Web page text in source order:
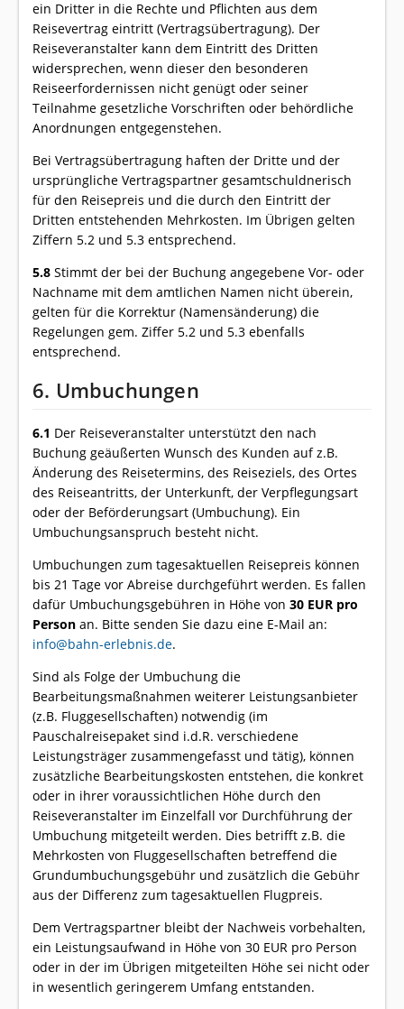
ein Dritter in die Rechte und Pflichten aus dem
Reisevertrag eintritt (Vertragsübertragung). Der
Reiseveranstalter kann dem Eintritt des Dritten
widersprechen, wenn dieser den besonderen
Reiseerfordernissen nicht genügt oder seiner
Teilnahme gesetzliche Vorschriften oder behördliche
Anordnungen entgegenstehen.
Bei Vertragsübertragung haften der Dritte und der
ursprüngliche Vertragspartner gesamtschuldnerisch
für den Reisepreis und die durch den Eintritt der
Dritten entstehenden Mehrkosten. Im Übrigen gelten
Ziffern 5.2 und 5.3 entsprechend.
5.8 Stimmt der bei der Buchung angegebene Vor- oder
Nachname mit dem amtlichen Namen nicht überein,
gelten für die Korrektur (Namensänderung) die
Regelungen gem. Ziffer 5.2 und 5.3 ebenfalls
entsprechend.
6. Umbuchungen
6.1 Der Reiseveranstalter unterstützt den nach
Buchung geäußerten Wunsch des Kunden auf z.B.
Änderung des Reisetermins, des Reiseziels, des Ortes
des Reiseantritts, der Unterkunft, der Verpflegungsart
oder der Beförderungsart (Umbuchung). Ein
Umbuchungsanspruch besteht nicht.
Umbuchungen zum tagesaktuellen Reisepreis können
bis 21 Tage vor Abreise durchgeführt werden. Es fallen
dafür Umbuchungsgebühren in Höhe von 30 EUR pro
Person an. Bitte senden Sie dazu eine E-Mail an:
info@bahn-erlebnis.de.
Sind als Folge der Umbuchung die
Bearbeitungsmaßnahmen weiterer Leistungsanbieter
(z.B. Fluggesellschaften) notwendig (im
Pauschalreisepaket sind i.d.R. verschiedene
Leistungsträger zusammengefasst und tätig), können
zusätzliche Bearbeitungskosten entstehen, die konkret
oder in ihrer voraussichtlichen Höhe durch den
Reiseveranstalter im Einzelfall vor Durchführung der
Umbuchung mitgeteilt werden. Dies betrifft z.B. die
Mehrkosten von Fluggesellschaften betreffend die
Grundumbuchungsgebühr und zusätzlich die Gebühr
aus der Differenz zum tagesaktuellen Flugpreis.
Dem Vertragspartner bleibt der Nachweis vorbehalten,
ein Leistungsaufwand in Höhe von 30 EUR pro Person
oder in der im Übrigen mitgeteilten Höhe sei nicht oder
in wesentlich geringerem Umfang entstanden.